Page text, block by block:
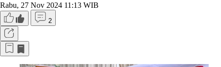
Rabu, 27 Nov 2024 11:13 WIB
2